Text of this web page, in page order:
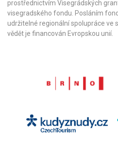
prostřednictvím Visegrádských
visegradského fondu . Posláním
udržitelné regionální spolupráce ve
vědět je financován Evropskou unií.